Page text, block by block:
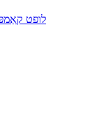
לופט